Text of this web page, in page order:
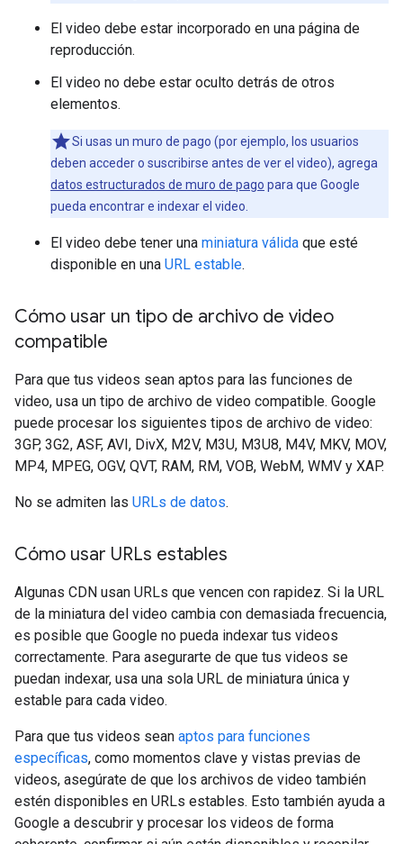
El video debe estar incorporado en una página de
reproducción.
El video no debe estar oculto detrás de otros
elementos.
Si usas un muro de pago (por ejemplo, los usuarios
deben acceder o suscribirse antes de ver el video), agrega
datos estructurados de muro de pago para que Google
pueda encontrar e indexar el video.
El video debe tener una miniatura válida que esté
disponible en una URL estable.
Cómo usar un tipo de archivo de video
compatible
Para que tus videos sean aptos para las funciones de
video, usa un tipo de archivo de video compatible. Google
puede procesar los siguientes tipos de archivo de video:
3GP, 3G2, ASF, AVI, DivX, M2V, M3U, M3U8, M4V, MKV, MOV,
MP4, MPEG, OGV, QVT, RAM, RM, VOB, WebM, WMV y XAP.
No se admiten las URLs de datos.
Cómo usar URLs estables
Algunas CDN usan URLs que vencen con rapidez. Si la URL
de la miniatura del video cambia con demasiada frecuencia,
es posible que Google no pueda indexar tus videos
correctamente. Para asegurarte de que tus videos se
puedan indexar, usa una sola URL de miniatura única y
estable para cada video.
Para que tus videos sean aptos para funciones
específicas, como momentos clave y vistas previas de
videos, asegúrate de que los archivos de video también
estén disponibles en URLs estables. Esto también ayuda a
Google a descubrir y procesar los videos de forma